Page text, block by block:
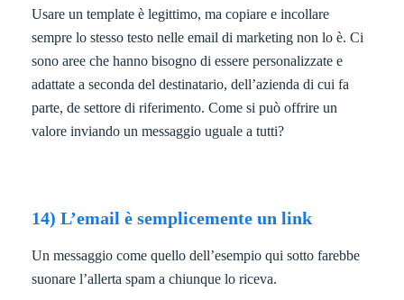
Usare un template è legittimo, ma copiare e incollare
sempre lo stesso testo nelle email di marketing non lo è. Ci
sono aree che hanno bisogno di essere personalizzate e
adattate a seconda del destinatario, dell’azienda di cui fa
parte, de settore di riferimento. Come si può offrire un
valore inviando un messaggio uguale a tutti?
14) L’email è semplicemente un link
Un messaggio come quello dell’esempio qui sotto farebbe
suonare l’allerta spam a chiunque lo riceva.